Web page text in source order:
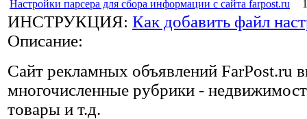
Настройки парсера для сбора информации с сайта farpost.ru
ИНСТРУКЦИЯ: Как добавить файл
Описание:
Сайт рекламных объявлений FarPost.ru
многочисленные рубрики -
товары и т.д.